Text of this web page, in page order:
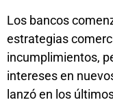
Los bancos
estrategias
incumplimientos,
intereses en
lanzó en los